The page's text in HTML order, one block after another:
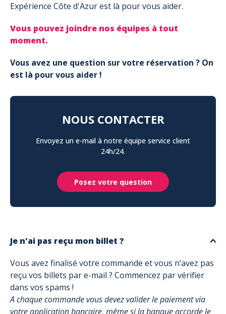
Expérience Côte d'Azur est là pour vous aider.
Vous pouvez joindre nos équipes à tout
moment.
Vous avez une question sur votre réservation ? On
est là pour vous aider !
NOUS CONTACTER
Envoyez un e-mail à notre équipe service client
24h/24.
Posez votre question
Je n'ai pas reçu mon billet ?
Vous avez finalisé votre commande et vous n’avez pas
reçu vos billets par e-mail ? Commencez par vérifier
dans vos spams !
A chaque commande vous devez valider le paiement via
votre application bancaire, même si la banque accorde le